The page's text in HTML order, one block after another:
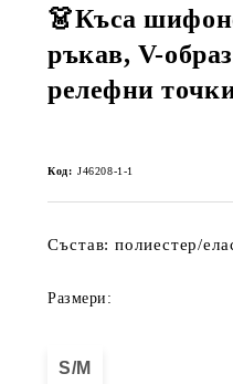
👗Къса
ръкав, V-
релефни
Код: J46208-1-1
Състав: полиестер/
Размери:
S/M